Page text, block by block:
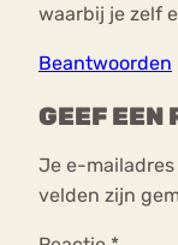
waarbij je zelf
Beantwoorden
GEEF EEN
Je e-
velden zijn